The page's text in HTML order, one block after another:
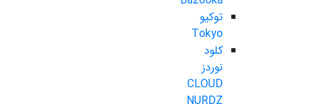
توکیو
Tokyo
کلود
نوردز
CLOUD